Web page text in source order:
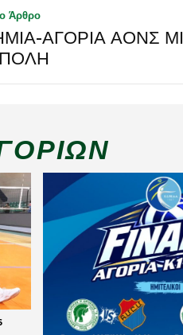
Άρθρο
ΑΓΟΡΙΑ ΑΟΝΣ